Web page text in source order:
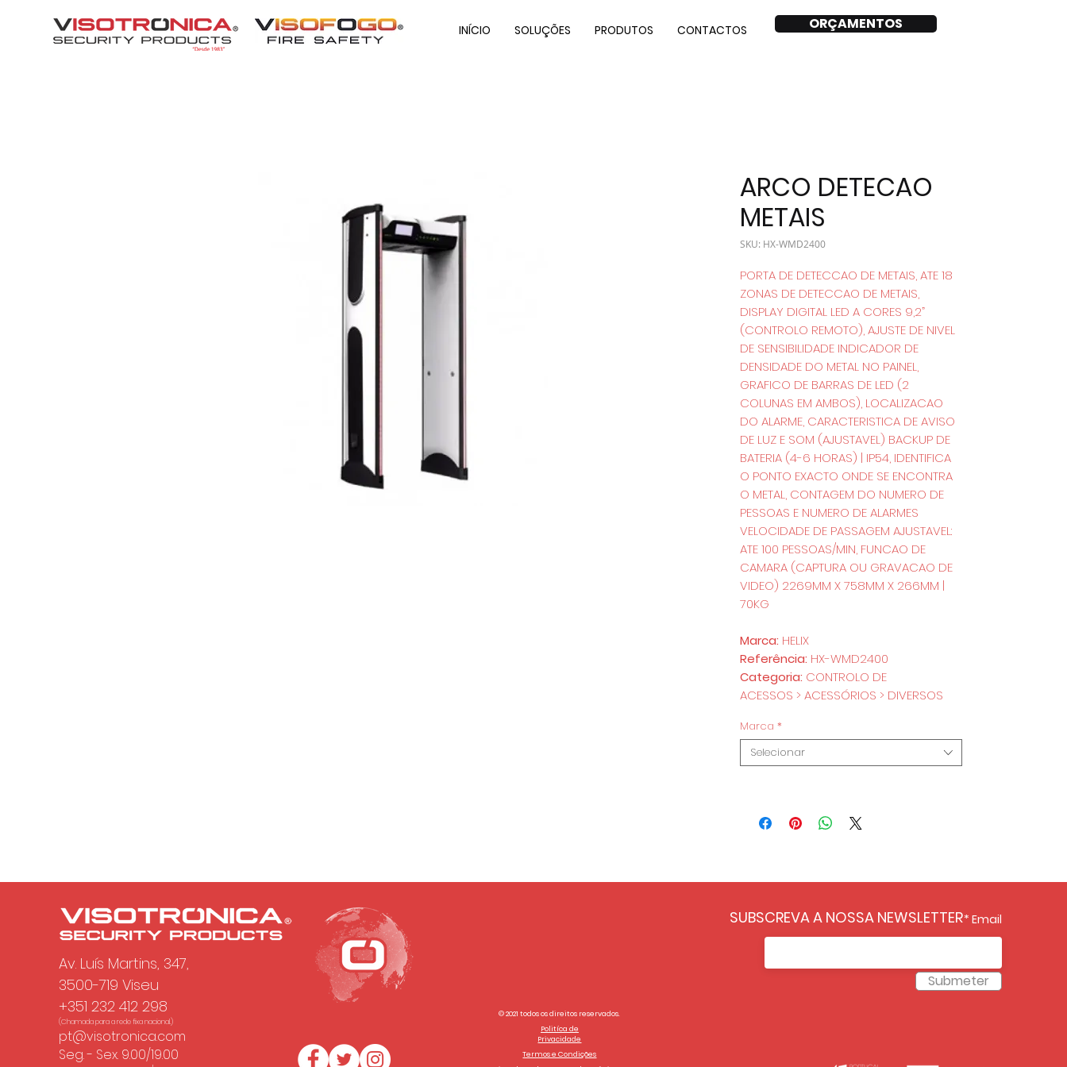
INÍCIO SOLUÇÕES PRODUTOS CONTACTOS ORÇAMENTOS
ARCO DETECAO
METAIS
SKU: HX-WMD2400
PORTA DE DETECCAO DE METAIS, ATE 18
ZONAS DE DETECCAO DE METAIS,
DISPLAY DIGITAL LED A CORES 9,2”
(CONTROLO REMOTO), AJUSTE DE NIVEL
DE SENSIBILIDADE INDICADOR DE
DENSIDADE DO METAL NO PAINEL,
GRAFICO DE BARRAS DE LED (2
COLUNAS EM AMBOS), LOCALIZACAO
DO ALARME, CARACTERISTICA DE AVISO
DE LUZ E SOM (AJUSTAVEL) BACKUP DE
BATERIA (4-6 HORAS) | IP54, IDENTIFICA
O PONTO EXACTO ONDE SE ENCONTRA
O METAL, CONTAGEM DO NUMERO DE
PESSOAS E NUMERO DE ALARMES
VELOCIDADE DE PASSAGEM AJUSTAVEL:
ATE 100 PESSOAS/MIN, FUNCAO DE
CAMARA (CAPTURA OU GRAVACAO DE
VIDEO) 2269MM X 758MM X 266MM |
70KG
Marca: HELIX
Referência: HX-WMD2400
Categoria: CONTROLO DE
ACESSOS > ACESSÓRIOS > DIVERSOS
Marca *
Selecionar
Av. Luís Martins, 347,
3500-719 Viseu
+351 232 412 298
(Chamada para a rede fixa nacional.)
pt@visotronica.com
Seg. - Sex. 9.00/19.00
© 2021 todos os direitos reservados.
Politíca de
Privacidade
Termos e Condições
SUBSCREVA A NOSSA NEWSLETTER Email
Submeter